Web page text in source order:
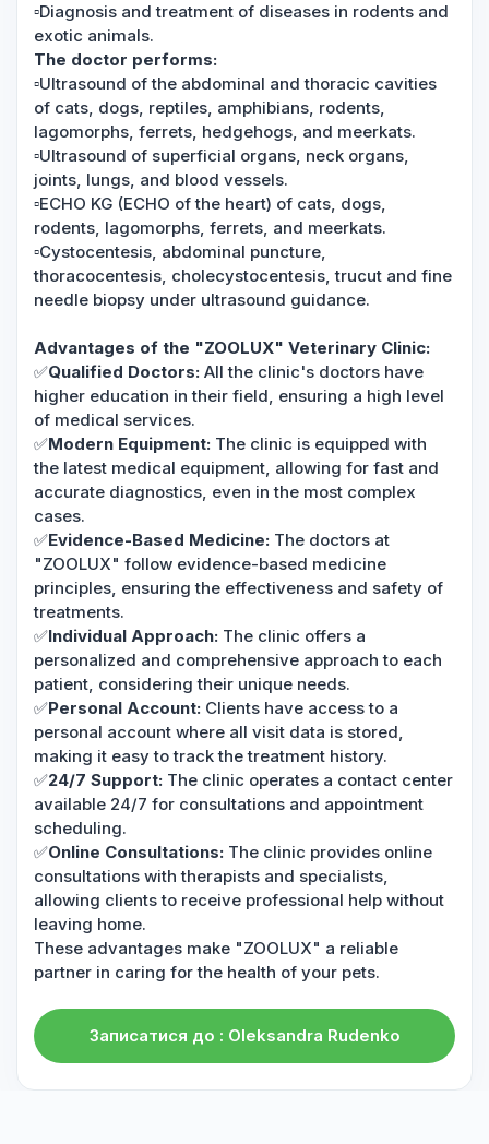
▫️Diagnosis and treatment of diseases in rodents and
exotic animals.
The doctor performs:
▫️Ultrasound of the abdominal and thoracic cavities
of cats, dogs, reptiles, amphibians, rodents,
lagomorphs, ferrets, hedgehogs, and meerkats.
▫️Ultrasound of superficial organs, neck organs,
joints, lungs, and blood vessels.
▫️ECHO KG (ECHO of the heart) of cats, dogs,
rodents, lagomorphs, ferrets, and meerkats.
▫️Cystocentesis, abdominal puncture,
thoracocentesis, cholecystocentesis, trucut and fine
needle biopsy under ultrasound guidance.
Advantages of the "ZOOLUX" Veterinary Clinic:
✅Qualified Doctors: All the clinic's doctors have
higher education in their field, ensuring a high level
of medical services.
✅Modern Equipment: The clinic is equipped with
the latest medical equipment, allowing for fast and
accurate diagnostics, even in the most complex
cases.
✅Evidence-Based Medicine: The doctors at
"ZOOLUX" follow evidence-based medicine
principles, ensuring the effectiveness and safety of
treatments.
✅Individual Approach: The clinic offers a
personalized and comprehensive approach to each
patient, considering their unique needs.
✅Personal Account: Clients have access to a
personal account where all visit data is stored,
making it easy to track the treatment history.
✅24/7 Support: The clinic operates a contact center
available 24/7 for consultations and appointment
scheduling.
✅Online Consultations: The clinic provides online
consultations with therapists and specialists,
allowing clients to receive professional help without
leaving home.
These advantages make "ZOOLUX" a reliable
partner in caring for the health of your pets.
Записатися до : Oleksandra Rudenko